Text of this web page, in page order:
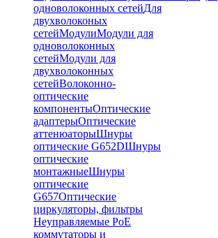
одноволоконных сетейДля
двухволоконых
сетейМодулиМодули для
одноволоконных
сетейМодули для
двухволоконных
сетейВолоконно-
оптические
компонентыОптические
адаптерыОптические
аттенюаторыШнуры
оптические G652DШнуры
оптические
монтажныеШнуры
оптические
G657Оптические
циркуляторы, фильтры
Неуправляемые PoE
коммутаторы и